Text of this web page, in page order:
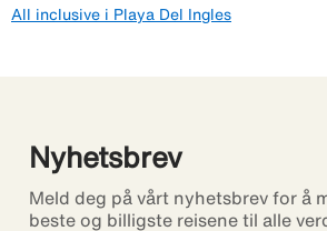
All inclusive i Playa Del Ingles
Nyhetsbrev
Meld deg på vårt nyhetsbrev for å
beste og billigste reisene til alle